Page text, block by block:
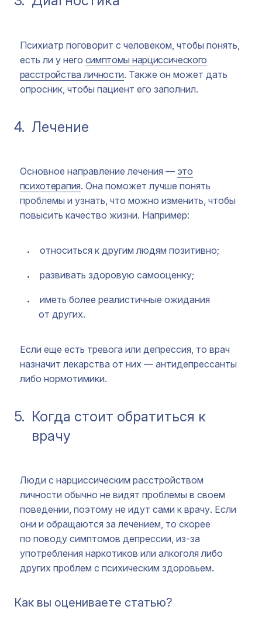
Психиатр поговорит с человеком, чтобы понять,
есть ли у него симптомы нарциссического
расстройства личности. Также он может дать
опросник, чтобы пациент его заполнил.
4. Лечение
Основное направление лечения — это
психотерапия. Она поможет лучше понять
проблемы и узнать, что можно изменить, чтобы
повысить качество жизни. Например:
относиться к другим людям позитивно;
развивать здоровую самооценку;
иметь более реалистичные ожидания
от других.
Если еще есть тревога или депрессия, то врач
назначит лекарства от них — антидепрессанты
либо нормотимики.
5. Когда стоит обратиться к
врачу
Люди с нарциссическим расстройством
личности обычно не видят проблемы в своем
поведении, поэтому не идут сами к врачу. Если
они и обращаются за лечением, то скорее
по поводу симптомов депрессии, из-за
употребления наркотиков или алкоголя либо
других проблем с психическим здоровьем.
Как вы оцениваете статью?